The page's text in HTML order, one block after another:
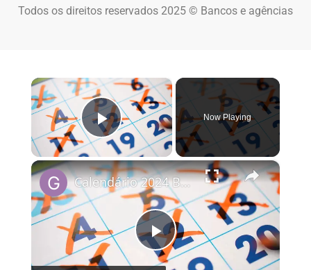
Todos os direitos reservados 2025 © Bancos e agências
×
Play Video
Now Playing
×
Play Video
Calendário 2024 Brasil